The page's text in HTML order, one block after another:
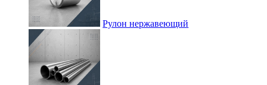
Рулон нержавеющий